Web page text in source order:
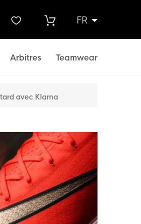
FR
Arbitres Teamwear
avec Klarna